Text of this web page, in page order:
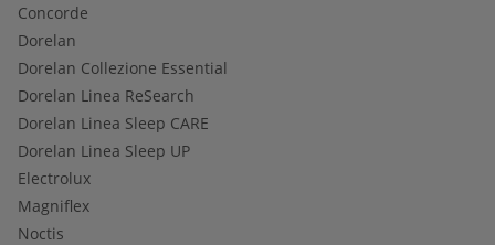
Concorde
Dorelan
Dorelan Collezione Essential
Dorelan Linea ReSearch
Dorelan Linea Sleep CARE
Dorelan Linea Sleep UP
Electrolux
Magniflex
Noctis